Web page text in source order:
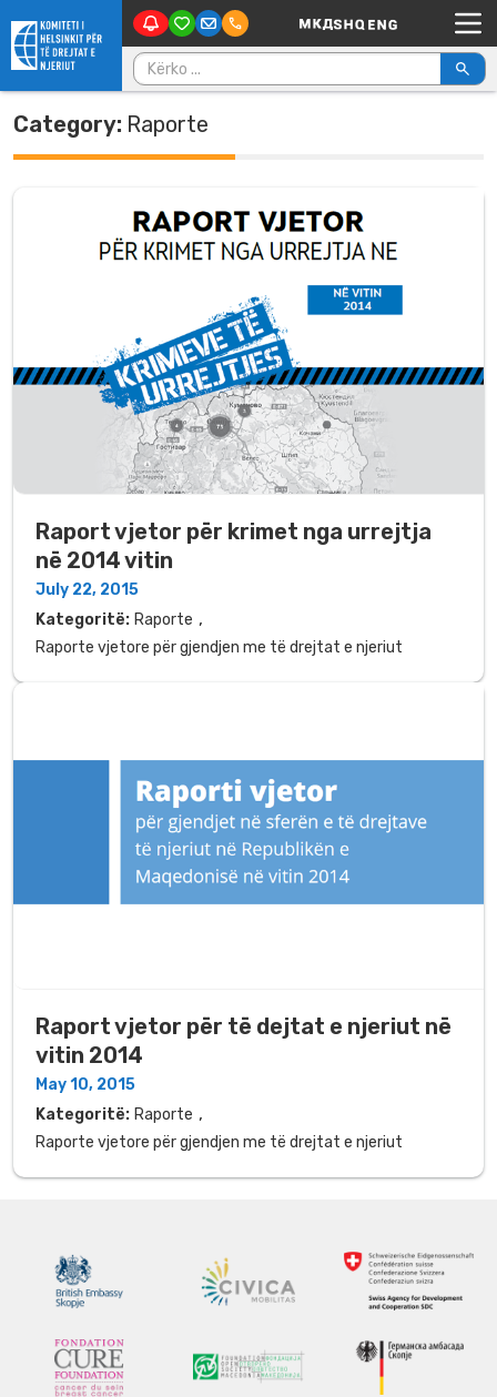
Skip to content Main Navigation
Kërko për:
Category: Raporte
Raport vjetor për krimet nga urrejtja
në 2014 vitin
July 22, 2015
Kategoritë: Raporte ,
Raporte vjetore për gjendjen me të drejtat e njeriut
Raport vjetor për të dejtat e njeriut në
vitin 2014
May 10, 2015
Kategoritë: Raporte ,
Raporte vjetore për gjendjen me të drejtat e njeriut